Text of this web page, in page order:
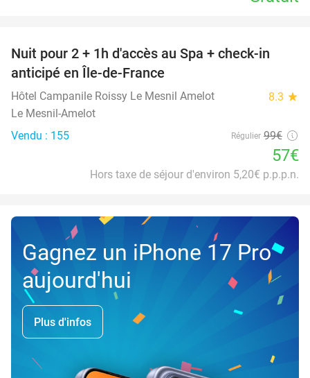
42%
Nuit pour 2 + 1h d'accès au Spa + check-in
anticipé en Île-de-France
Hôtel Campanile Roissy Le Mesnil Amelot 8.3 star
Le Mesnil-Amelot
Vendu : 155
Régulier 99€
57€
Hors taxe de séjour d'environ 5,20€ p.p.p.n.
Gagnez un iPhone 17 Pro
aujourd'hui
Plus d'infos